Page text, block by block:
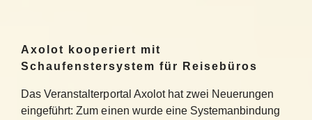
Axolot kooperiert mit
Schaufenstersystem für Reisebüros
Das Veranstalterportal Axolot hat zwei Neuerungen
eingeführt: Zum einen wurde eine Systemanbindung